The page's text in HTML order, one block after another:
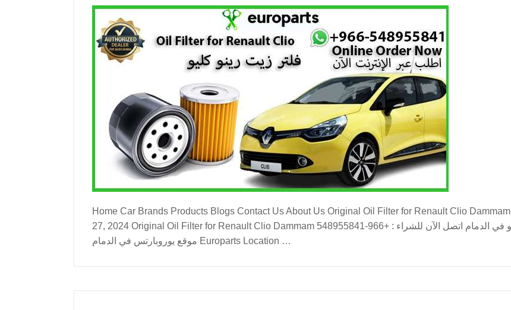
Home Car Brands Products Blogs Contact Us About Us Original Oil Filter for Renault Clio Dammam فلتر زيت اصلي لرينو كليو marketing February
27, 2024 Original Oil Filter for Renault Clio Dammam فلتر زيت اصلي لرينو كليو محل فلتر زيت رينو كليو في الدمام اتصل الآن للشراء : +966-548955841
موقع يوروبارتس في الدمام Europarts Location …